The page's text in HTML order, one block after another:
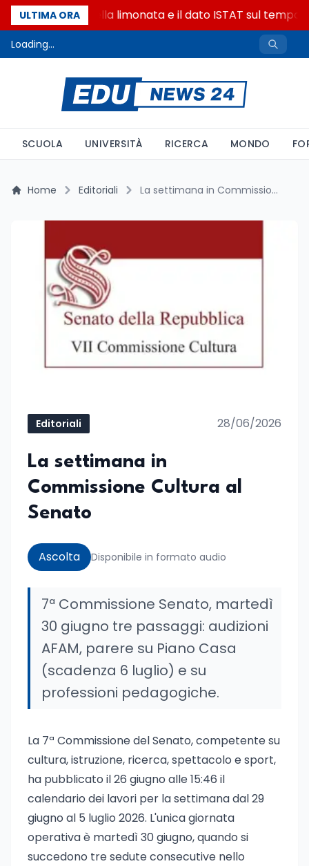
ULTIMA ORA
La denuncia della limonata e il dato ISTAT sul tempo
Loading...
SCUOLA UNIVERSITÀ RICERCA MONDO
Home Editoriali La settimana in Commissione Cultura al Senato
Editoriali 28/06/2026
La settimana in
Commissione Cultura al
Senato
Ascolta Disponibile in formato audio
7ª Commissione Senato, martedì
30 giugno tre passaggi: audizioni
AFAM, parere su Piano Casa
(scadenza 6 luglio) e su
professioni pedagogiche.
La 7ª Commissione del Senato, competente su
cultura, istruzione, ricerca, spettacolo e sport,
ha pubblicato il 26 giugno alle 15:46 il
calendario dei lavori per la settimana dal 29
giugno al 5 luglio 2026. L'unica giornata
operativa è martedì 30 giugno, quando si
succedono tre sedute consecutive nello